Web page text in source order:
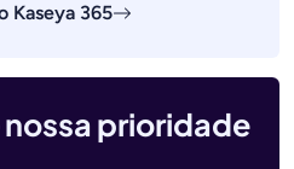
Kaseya 365
nossa prioridade